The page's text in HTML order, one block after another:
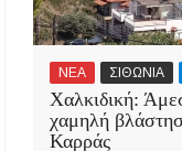
ΝΕΑ ΣΙΘΩΝΙΑ
Χαλκιδική:
χαμηλή
Καρράς